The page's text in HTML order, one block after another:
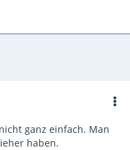
ganz einfach. Man
haben.